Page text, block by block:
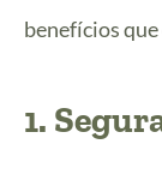
benefícios
1.